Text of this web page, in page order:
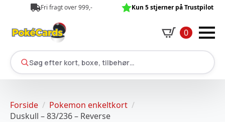
Fri fragt over 999,- Kun 5 stjerner på Trustpilot
0
Søg efter kort, boxe, tilbehør…
Forside
Pokemon enkeltkort
Duskull – 83/236 – Reverse